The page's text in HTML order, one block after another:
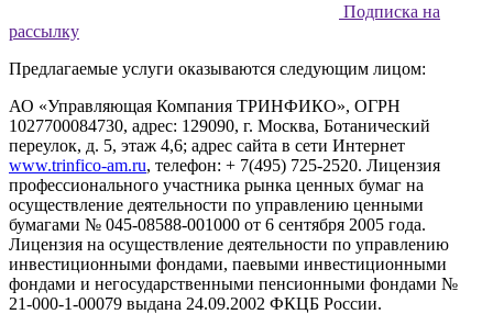
Подписка на
рассылку
Предлагаемые услуги оказываются следующим лицом:
АО «Управляющая Компания ТРИНФИКО», ОГРН
1027700084730, адрес: 129090, г. Москва, Ботанический
переулок, д. 5, этаж 4,6; адрес сайта в сети Интернет
www.trinfico-аm.ru, телефон: + 7(495) 725-2520. Лицензия
профессионального участника рынка ценных бумаг на
осуществление деятельности по управлению ценными
бумагами № 045-08588-001000 от 6 сентября 2005 года.
Лицензия на осуществление деятельности по управлению
инвестиционными фондами, паевыми инвестиционными
фондами и негосударственными пенсионными фондами №
21-000-1-00079 выдана 24.09.2002 ФКЦБ России.